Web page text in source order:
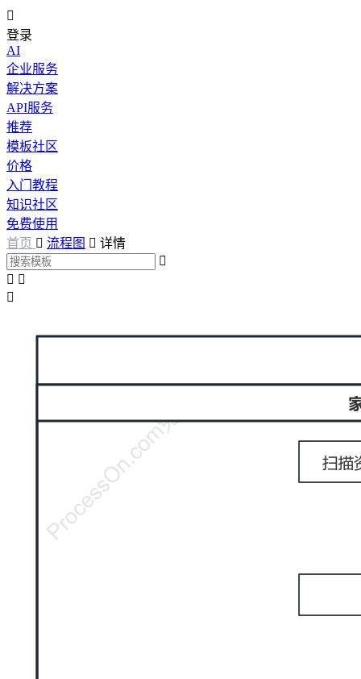

登录
AI
企业服务
解决方案
API服务
推荐
模板社区
价格
入门教程
知识社区
免费使用
首页  流程图  详情

 
